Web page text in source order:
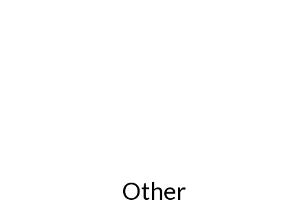
Other